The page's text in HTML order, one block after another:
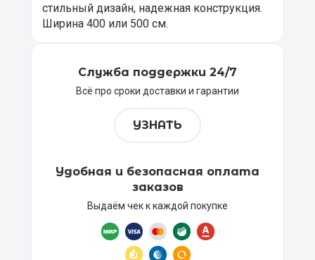
стильный дизайн, надежная конструкция.
Ширина 400 или 500 см.
Служба поддержки 24/7
Всё про сроки доставки и гарантии
УЗНАТЬ
Удобная и безопасная оплата
заказов
Выдаём чек к каждой покупке